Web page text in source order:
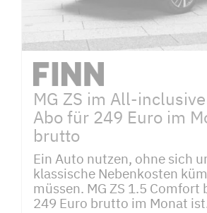
MG ZS im All-
Abo für 249 Euro im
brutto
Ein Auto nutzen, ohne sich
klassische Nebenkosten
müssen. MG ZS 1.5 Comfort
249 Euro brutto im Monat